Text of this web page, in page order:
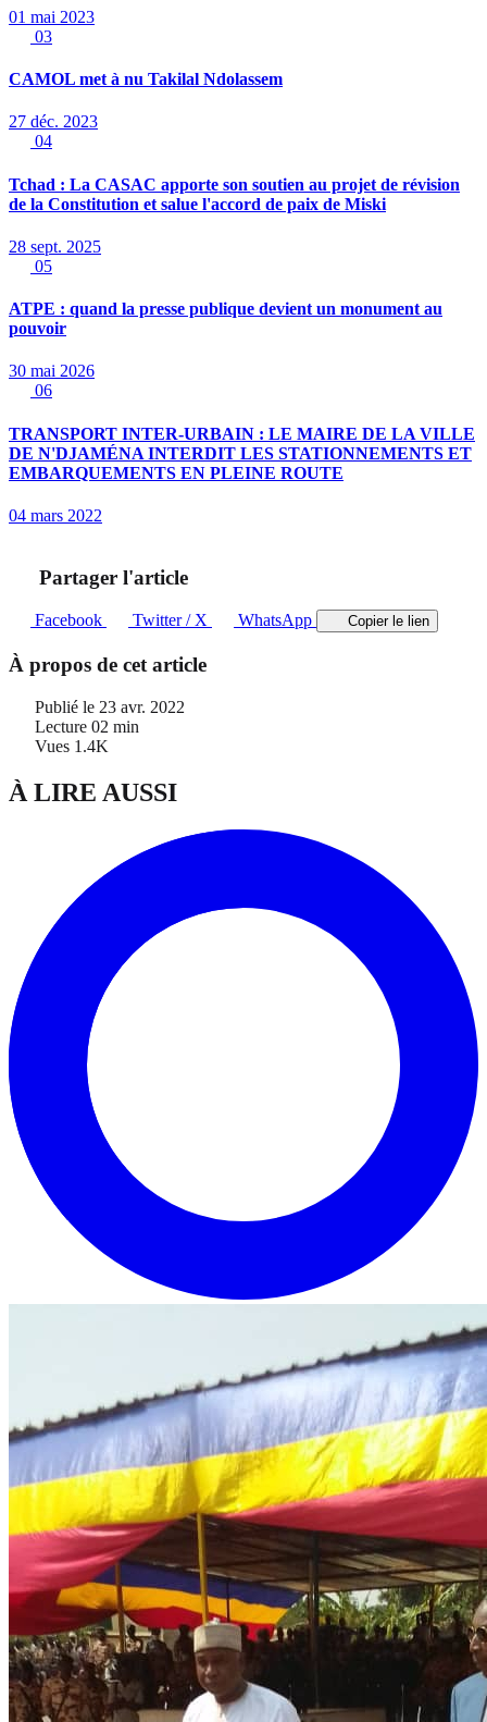
01 mai 2023
03
CAMOL met à nu Takilal Ndolassem
27 déc. 2023
04
Tchad : La CASAC apporte son soutien au projet de révision
de la Constitution et salue l'accord de paix de Miski
28 sept. 2025
05
ATPE : quand la presse publique devient un monument au
pouvoir
30 mai 2026
06
TRANSPORT INTER-URBAIN : LE MAIRE DE LA VILLE
DE N'DJAMÉNA INTERDIT LES STATIONNEMENTS ET
EMBARQUEMENTS EN PLEINE ROUTE
04 mars 2022
Partager l'article
Facebook Twitter / X WhatsApp Copier le lien
À propos de cet article
Publié le 23 avr. 2022
Lecture 02 min
Vues 1.4K
À LIRE AUSSI